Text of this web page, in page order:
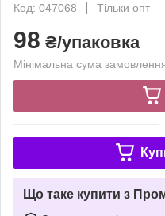
Код: 047068
Тільки опт
98 ₴/упаковка
Мінімальна сума
Що таке купити з